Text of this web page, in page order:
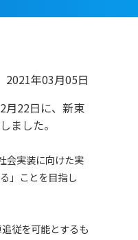
2021年03月05日
月22日に、新東
ました。
会実装に向けた実
」ことを目指し
従を可能とするも